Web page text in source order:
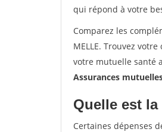
qui répond à votre
Comparez les
MELLE. Trouvez
votre mutuelle santé
Assurances
Quelle est
Certaines dépenses